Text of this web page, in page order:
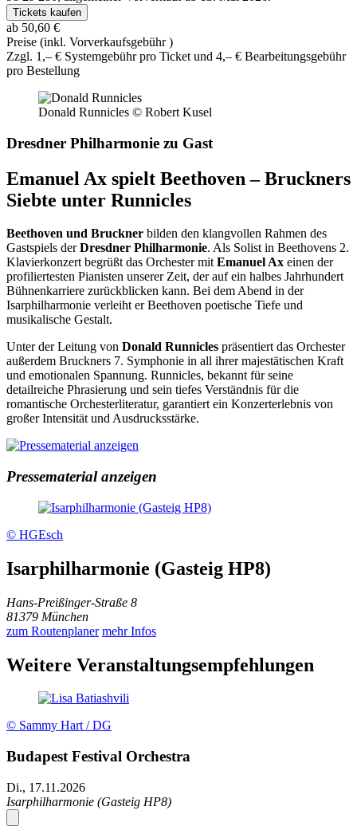
Tickets kaufen
ab 50,60 €
Preise (inkl. Vorverkaufsgebühr )
Zzgl. 1,– € Systemgebühr pro Ticket und 4,– € Bearbeitungsgebühr
pro Bestellung
Donald Runnicles © Robert Kusel
Dresdner Philharmonie zu Gast
Emanuel Ax spielt Beethoven – Bruckners
Siebte unter Runnicles
Beethoven und Bruckner bilden den klangvollen Rahmen des
Gastspiels derDresdner Philharmonie. Als Solist in Beethovens 2.
Klavierkonzert begrüßt das Orchester mitEmanuel Ax einen der
profiliertesten Pianisten unserer Zeit, der auf ein halbes Jahrhundert
Bühnenkarriere zurückblicken kann. Bei dem Abend in der
Isarphilharmonie verleiht er Beethoven poetische Tiefe und
musikalische Gestalt.
Unter der Leitung von Donald Runnicles präsentiert das Orchester
außerdem Bruckners 7. Symphonie in all ihrer majestätischen Kraft
und emotionalen Spannung. Runnicles, bekannt für seine
detailreiche Phrasierung und sein tiefes Verständnis für die
romantische Orchesterliteratur, garantiert ein Konzerterlebnis von
großer Intensität und Ausdrucksstärke.
Pressematerial anzeigen
© HGEsch
Isarphilharmonie (Gasteig HP8)
Hans-Preißinger-Straße 8
81379 München
zum Routenplaner mehr Infos
Weitere Veranstaltungsempfehlungen
© Sammy Hart / DG
Budapest Festival Orchestra
Di., 17.11.2026
Isarphilharmonie (Gasteig HP8)